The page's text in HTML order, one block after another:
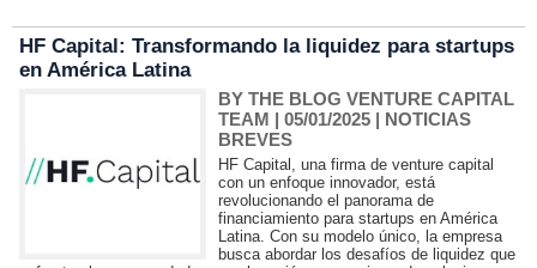
HF Capital: Transformando la liquidez para startups
en América Latina
BY THE BLOG VENTURE CAPITAL
TEAM | 05/01/2025 | NOTICIAS
BREVES
HF Capital, una firma de venture capital
con un enfoque innovador, está
revolucionando el panorama de
financiamiento para startups en América
Latina. Con su modelo único, la empresa
busca abordar los desafíos de liquidez que